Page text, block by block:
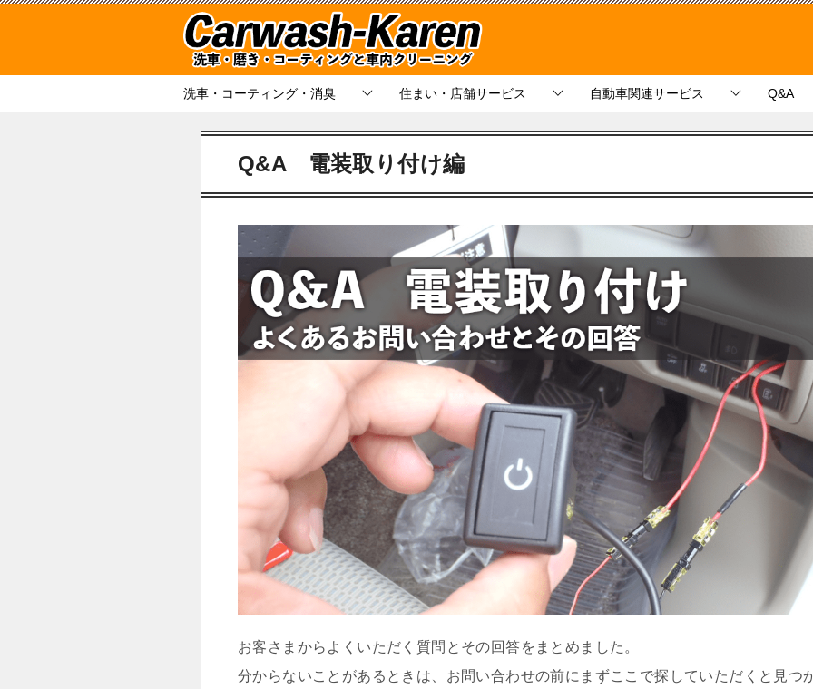
洗車・コーティング・消臭 住まい・店舗サービス 自動車関連サービス Q&A
Q&A 電装取り付け編
お客さまからよくいただく質問とその回答をまとめました。
分からないことがあるときは、お問い合わせの前にまずここで探していただくと見つ